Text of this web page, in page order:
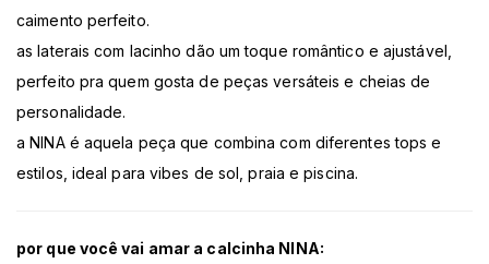
caimento perfeito.
as laterais com lacinho dão um toque romântico e ajustável,
perfeito pra quem gosta de peças versáteis e cheias de
personalidade.
a NINA é aquela peça que combina com diferentes tops e
estilos, ideal para vibes de sol, praia e piscina.
por que você vai amar a calcinha NINA: